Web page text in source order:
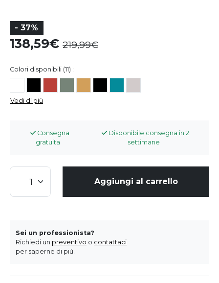
- 37%
138,59 219,99
Colori disponibili (11) :
Vedi di più
Consegna
gratuita
Disponibile consegna in 2
settimane
Aggiungi al carrello
Sei un professionista?
Richiedi un preventivo o contattaci
per saperne di più.